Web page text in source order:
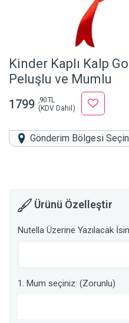
Kinder Kaplı Kalp
Peluşlu ve Mumlu
1799 ,90 TL
(KDV Dahil)
Gönderim Bölgesi
Ürünü Özelleştir
Nutella Üzerine Yazılacak
1. Mum seçiniz: (Zorunlu)